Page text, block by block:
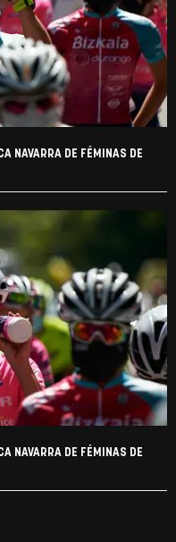
NAVARRA DE FÉMINAS DE
NAVARRA DE FÉMINAS DE